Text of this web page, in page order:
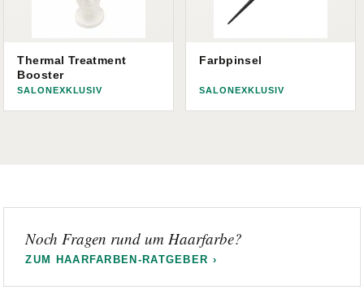
Thermal Treatment
Booster
SALONEXKLUSIV
Farbpinsel
SALONEXKLUSIV
Noch Fragen rund um Haarfarbe?
ZUM HAARFARBEN-RATGEBER ›